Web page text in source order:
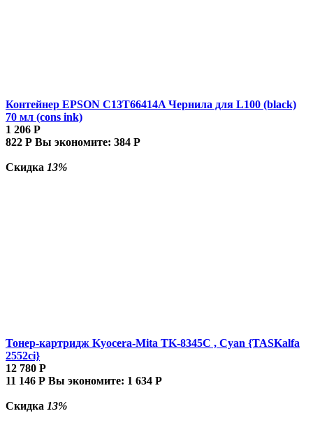
Контейнер EPSON C13T66414A Чернила для L100 (black)
70 мл (cons ink)
1 206 Р
822 Р Вы экономите: 384 Р
Скидка 13%
Тонер-картридж Kyocera-Mita TK-8345C , Cyan {TASKalfa
2552ci}
12 780 Р
11 146 Р Вы экономите: 1 634 Р
Скидка 13%